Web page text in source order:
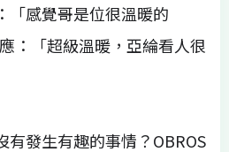
「感覺哥是位很溫暖的
：「超級溫暖，亞綸看人很
有發生有趣的事情？OBROS